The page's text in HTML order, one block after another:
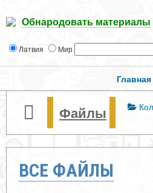
Обнародовать материалы
Латвия Мир
Главная
Файлы
ВСЕ ФАЙЛЫ